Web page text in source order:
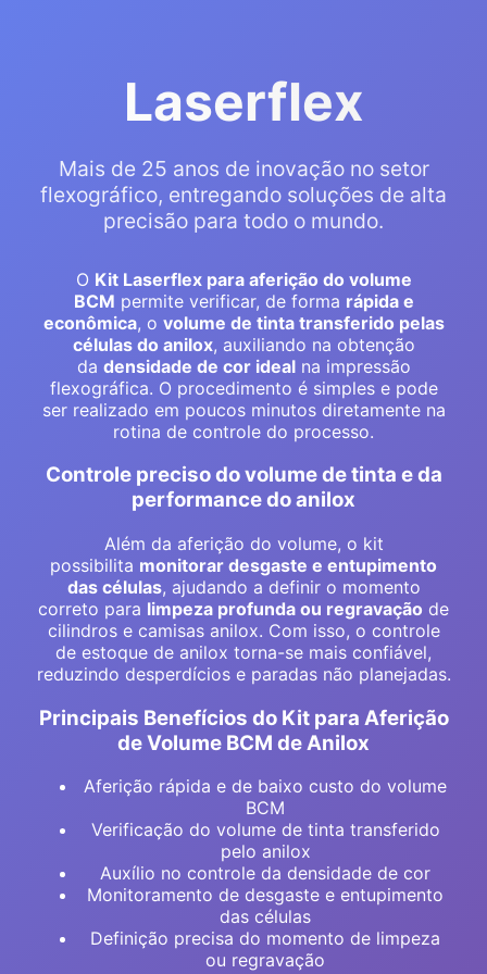
Laserflex
Mais de 25 anos de inovação no setor
flexográfico, entregando soluções de alta
precisão para todo o mundo.
O Kit Laserflex para aferição do volume
BCM permite verificar, de forma rápida e
econômica, o volume de tinta transferido pelas
células do anilox, auxiliando na obtenção
da densidade de cor idealna impressão
flexográfica. O procedimento é simples e pode
ser realizado em poucos minutos diretamente na
rotina de controle do processo.
Controle preciso do volume de tinta e da
performance do anilox
Além da aferição do volume, o kit
possibilita monitorar desgaste e entupimento
das células, ajudando a definir o momento
correto para limpeza profunda ou regravação de
cilindros e camisas anilox. Com isso, o controle
de estoque de anilox torna-se mais confiável,
reduzindo desperdícios e paradas não planejadas.
Principais Benefícios do Kit para Aferição
de Volume BCM de Anilox
Aferição rápida e de baixo custo do volume
BCM
Verificação do volume de tinta transferido
pelo anilox
Auxílio no controle da densidade de cor
Monitoramento de desgaste e entupimento
das células
Definição precisa do momento de limpeza
ou regravação